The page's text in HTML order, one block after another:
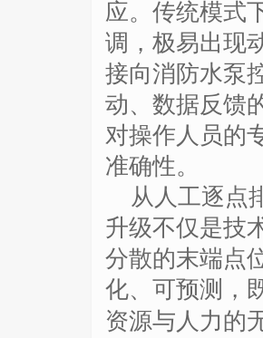
应。传统模式
调，极易出现
接向消防水泵
动、数据反馈
对操作人员的
准确性。
从人工逐点
升级不仅是技
分散的末端点
化、可预测，
资源与人力的